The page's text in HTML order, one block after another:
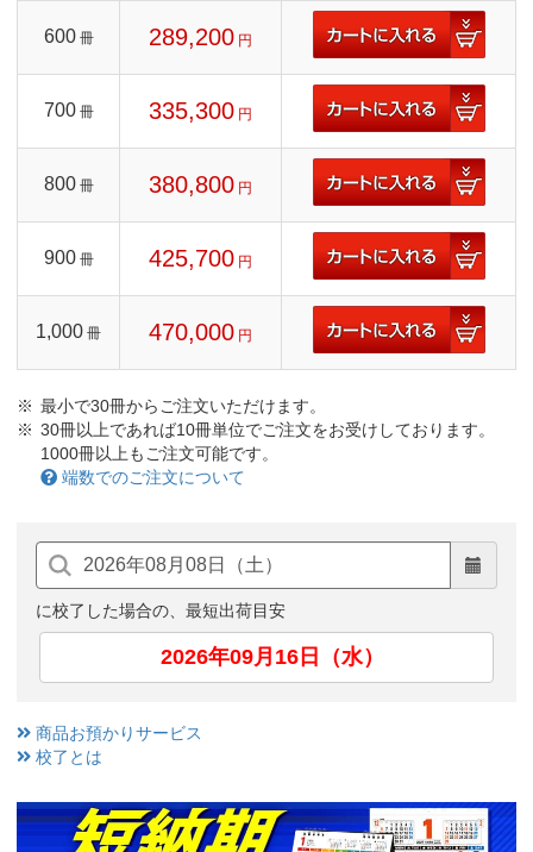
600 冊 289,200 円
700 冊 335,300 円
800 冊 380,800 円
900 冊 425,700 円
1,000 冊 470,000 円
最小で30冊からご注文いただけます。
30冊以上であれば10冊単位でご注文をお受けしております。
1000冊以上もご注文可能です。
端数でのご注文について
に校了した場合の、最短出荷目安
2026年09月16日（水）
商品お預かりサービス
校了とは